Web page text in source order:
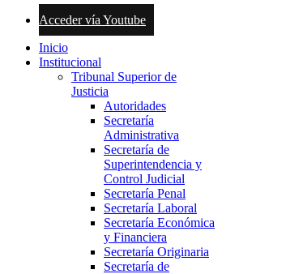
Acceder vía Youtube
Inicio
Institucional
Tribunal Superior de
Justicia
Autoridades
Secretaría
Administrativa
Secretaría de
Superintendencia y
Control Judicial
Secretaría Penal
Secretaría Laboral
Secretaría Económica
y Financiera
Secretaría Originaria
Secretaría de